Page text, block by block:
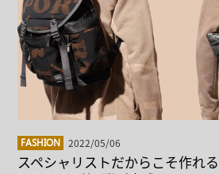
FASHION 2022/05/06
スペシャリストだからこそ作れ